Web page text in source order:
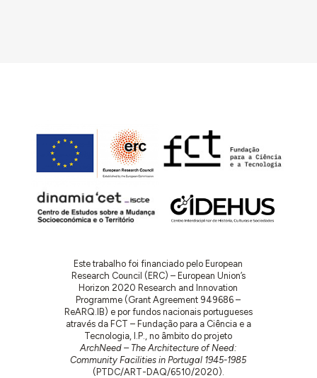
Este trabalho foi financiado pelo European
Research Council (ERC) – European Union’s
Horizon 2020 Research and Innovation
Programme (Grant Agreement 949686 –
ReARQ.IB) e por fundos nacionais portugueses
através da FCT – Fundação para a Ciência e a
Tecnologia, I.P., no âmbito do projeto
ArchNeed – The Architecture of Need:
Community Facilities in Portugal 1945-1985
(PTDC/ART-DAQ/6510/2020).